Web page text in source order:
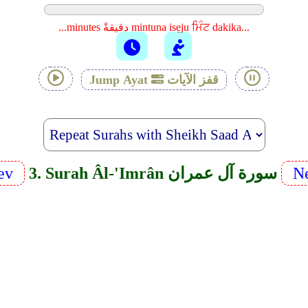
...minutes دقيقةً mintuna isẹju ਮਿੰਟ dakika...
Jump Ayat قفز الآيات
3. Surah Âl-'Imrân سورة آل عمران